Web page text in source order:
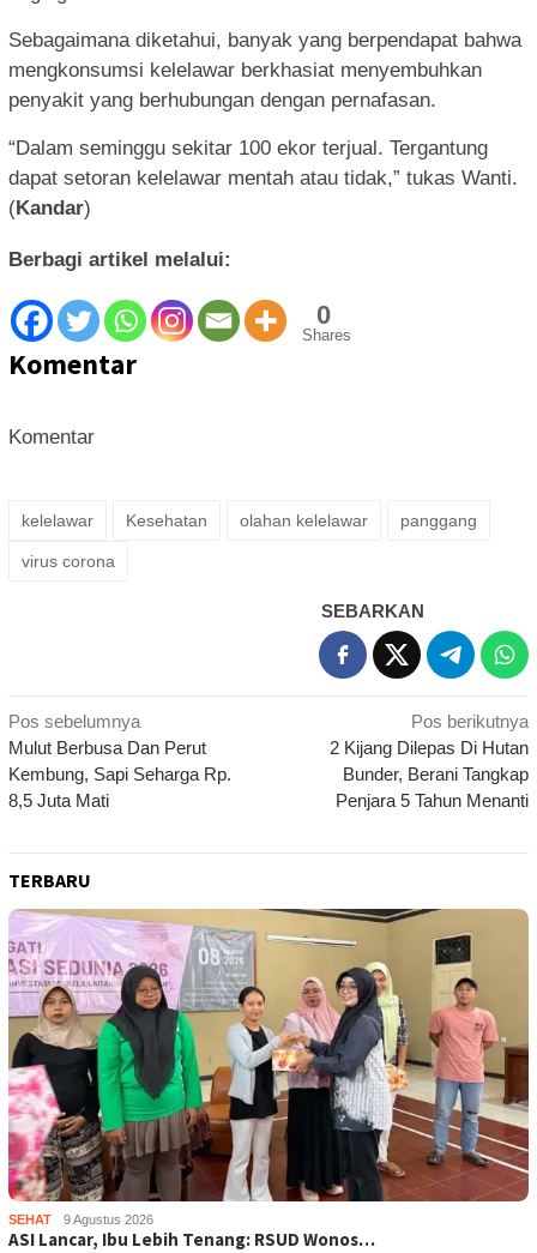
Sebagaimana diketahui, banyak yang berpendapat bahwa
mengkonsumsi kelelawar berkhasiat menyembuhkan
penyakit yang berhubungan dengan pernafasan.
“Dalam seminggu sekitar 100 ekor terjual. Tergantung
dapat setoran kelelawar mentah atau tidak,” tukas Wanti.
(Kandar)
Berbagi artikel melalui:
0
Shares
Komentar
Komentar
kelelawar Kesehatan olahan kelelawar panggang
virus corona
SEBARKAN
Navigasi
pos
Pos sebelumnya
Mulut Berbusa Dan Perut
Kembung, Sapi Seharga Rp.
8,5 Juta Mati
Pos berikutnya
2 Kijang Dilepas Di Hutan
Bunder, Berani Tangkap
Penjara 5 Tahun Menanti
TERBARU
SEHAT 9 Agustus 2026
ASI Lancar, Ibu Lebih Tenang: RSUD Wonos…